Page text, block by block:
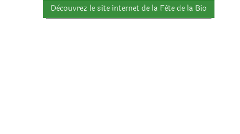
Dècouvrez le site internet de la Fête de la Bio